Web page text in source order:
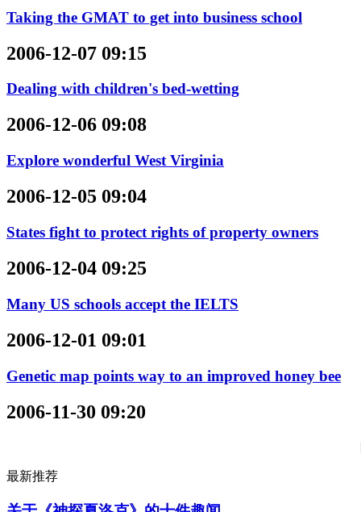
Taking the GMAT to get into business school
2006-12-07 09:15
Dealing with children's bed-wetting
2006-12-06 09:08
Explore wonderful West Virginia
2006-12-05 09:04
States fight to protect rights of property owners
2006-12-04 09:25
Many US schools accept the IELTS
2006-12-01 09:01
Genetic map points way to an improved honey bee
2006-11-30 09:20
最新推荐